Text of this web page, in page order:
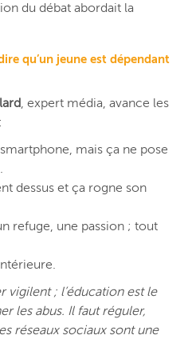
du débat abordait la
qu’un jeune est dépendant
, expert média, avance les
mais ça ne pose
dessus et ça rogne son
refuge, une passion ; tout
vigilent ; l’éducation est le
les abus. Il faut réguler,
réseaux sociaux sont une